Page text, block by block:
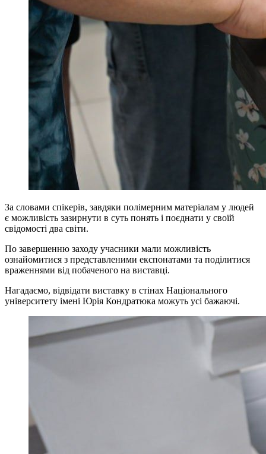
За словами спікерів, завдяки полімерним матеріалам у людей
є можливість зазирнути в суть понять і поєднати у своїй
свідомості два світи.
По завершенню заходу учасники мали можливість
ознайомитися з представленими експонатами та поділитися
враженнями від побаченого на виставці.
Нагадаємо, відвідати виставку в стінах Національного
університету імені Юрія Кондратюка можуть усі бажаючі.